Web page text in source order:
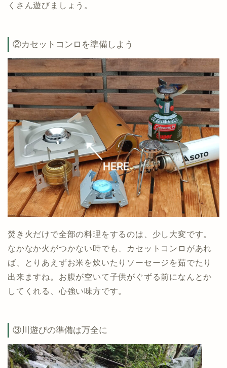
くさん遊びましょう。
②カセットコンロを準備しよう
焚き火だけで全部の料理をするのは、少し大変です。
なかなか火がつかない時でも、カセットコンロがあれ
ば、とりあえずお米を炊いたりソーセージを茹でたり
出来ますね。お腹が空いて子供がぐずる前になんとか
してくれる、心強い味方です。
③川遊びの準備は万全に